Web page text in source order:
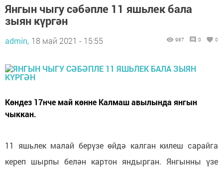
Янгын чыгу сәбәпле 11 яшьлек бала
зыян күргән
admin, 18 май 2021 - 15:55 987 0 0
Көндез 17нче май көнне Калмаш авылында янгын
чыккан.
11 яшьлек малай берүзе өйдә калган килеш сарайга
кереп шырпы белән картон яндырган. Янгынны үзе